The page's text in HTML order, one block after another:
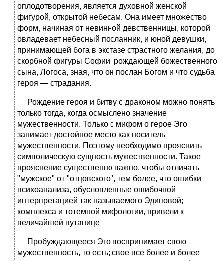
оплодотворения, является духовной женской
фигурой, открытой небесам. Она имеет множество
форм, начиная от невинной девственницы, которой
овладевает небесный посланник, и юной девушки,
принимающей бога в экстазе страстного желания, до
скорбной фигуры Софии, рождающей божественного
сына, Логоса, зная, что он послан Богом и что судьба
героя — страдания.
Рождение героя и битву с драконом можно понять
только тогда, когда осмыслено значение
мужественности. Только с мифом о герое Эго
занимает достойное место как носитель
мужественности. Поэтому необходимо прояснить
символическую сущность мужественности. Такое
прояснение существенно важно, чтобы отличать
"мужское" от "отцовского", тем более, что ошибки
психоанализа, обусловленные ошибочной
интерпретацией так называемого Эдиповой;
комплекса и тотемной мифологии, привели к
величайшей путанице
Пробуждающееся Эго воспринимает свою
мужественность, то есть; свое все более и более